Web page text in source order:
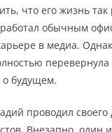
что его жизнь так
обычным
в медиа.
перевернула
о будущем.
проводил своего